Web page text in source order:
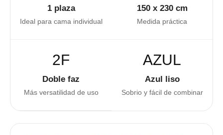
1 plaza
Ideal para cama individual
150 x 230 cm
Medida práctica
2F
Doble faz
Más versatilidad de uso
AZUL
Azul liso
Sobrio y fácil de combinar